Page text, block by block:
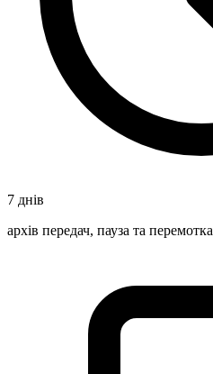
7 днів
архів передач, пауза та перемотка